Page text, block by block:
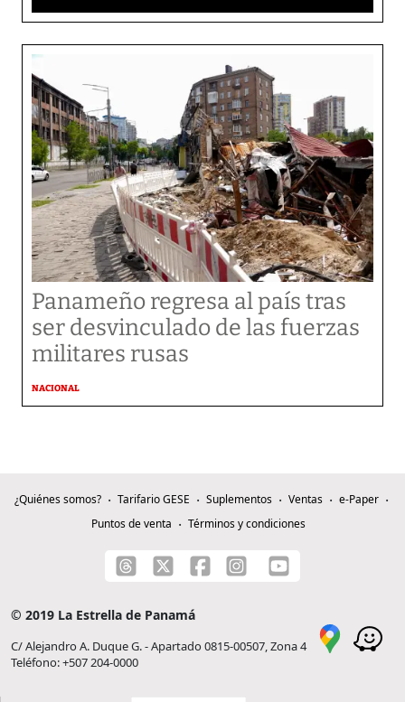
Panameño regresa al país tras
ser desvinculado de las fuerzas
militares rusas
NACIONAL
¿Quiénes somos? Tarifario GESE Suplementos Ventas
e-Paper
Puntos de venta
Términos y condiciones
© 2019 La Estrella de Panamá
C/ Alejandro A. Duque G. - Apartado 0815-00507, Zona 4
Teléfono: +507 204-0000